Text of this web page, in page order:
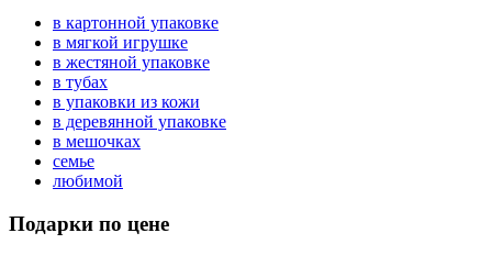
в картонной упаковке
в мягкой игрушке
в жестяной упаковке
в тубах
в упаковки из кожи
в деревянной упаковке
в мешочках
семье
любимой
Подарки по цене